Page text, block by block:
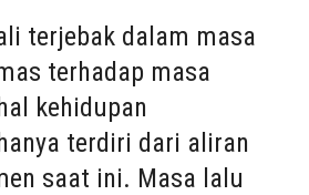
terjebak dalam masa
terhadap masa
kehidupan
terdiri dari aliran
saat ini. Masa lalu